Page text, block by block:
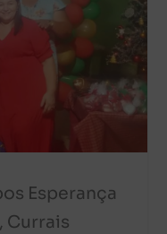
Esperança
Currais